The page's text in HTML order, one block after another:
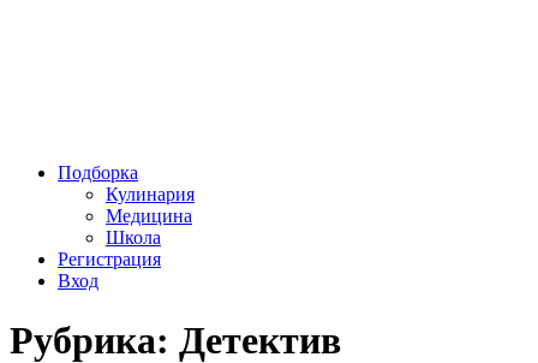
Подборка
Кулинария
Медицина
Школа
Регистрация
Вход
Рубрика: Детектив